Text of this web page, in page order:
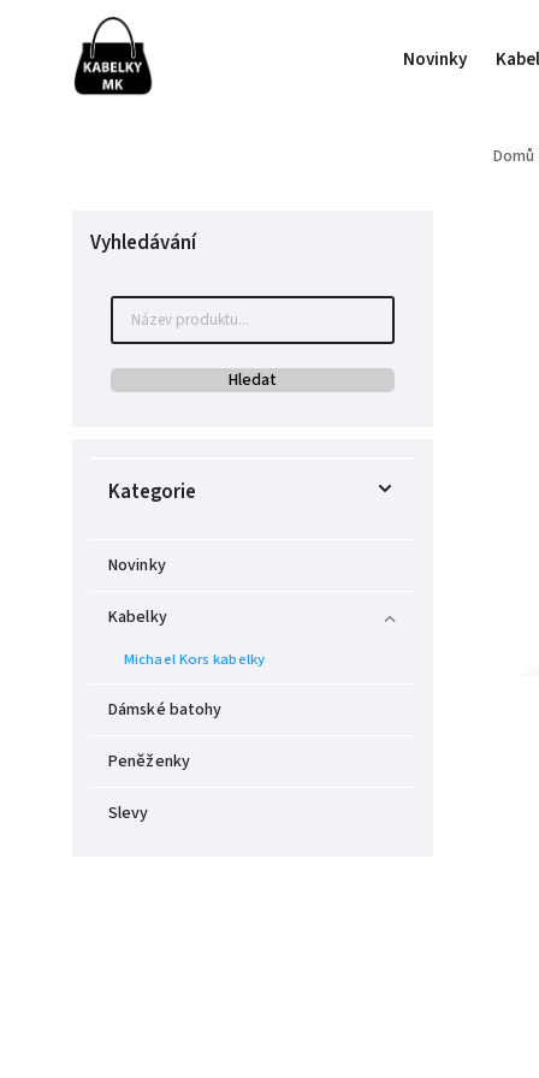
Novinky
Domů
Vyhledávání
Hledat
Kategorie
Novinky
Kabelky
Michael Kors kabelky
Dámské batohy
Peněženky
Slevy